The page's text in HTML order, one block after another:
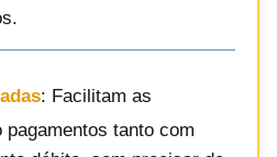
: Facilitam as
tanto com